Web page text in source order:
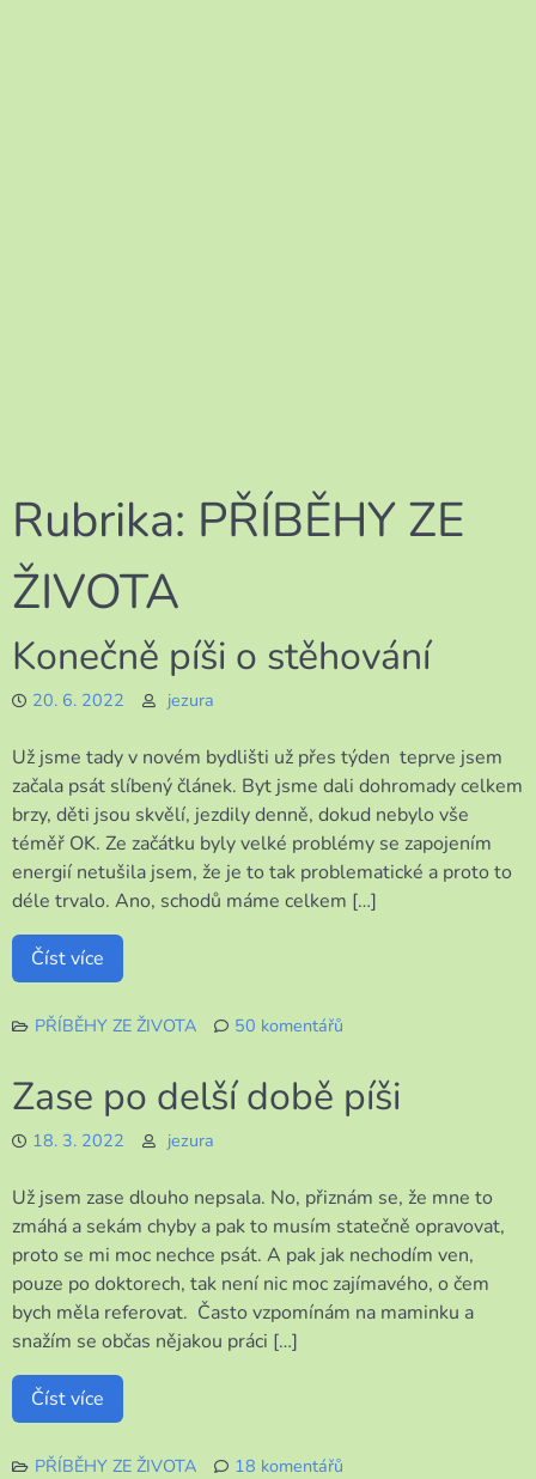
Rubrika: PŘÍBĚHY ZE
ŽIVOTA
Konečně píši o stěhování
20. 6. 2022 jezura
Už jsme tady v novém bydlišti už přes týden teprve jsem
začala psát slíbený článek. Byt jsme dali dohromady celkem
brzy, děti jsou skvělí, jezdily denně, dokud nebylo vše
téměř OK. Ze začátku byly velké problémy se zapojením
energií netušila jsem, že je to tak problematické a proto to
déle trvalo. Ano, schodů máme celkem […]
Číst více
PŘÍBĚHY ZE ŽIVOTA
50 komentářů
s
názvem
o
stěhování
Zase po delší době píši
18. 3. 2022 jezura
Už jsem zase dlouho nepsala. No, přiznám se, že mne to
zmáhá a sekám chyby a pak to musím statečně opravovat,
proto se mi moc nechce psát. A pak jak nechodím ven,
pouze po doktorech, tak není nic moc zajímavého, o čem
bych měla referovat. Často vzpomínám na maminku a
snažím se občas nějakou práci […]
Číst více
PŘÍBĚHY ZE ŽIVOTA
18 komentářů